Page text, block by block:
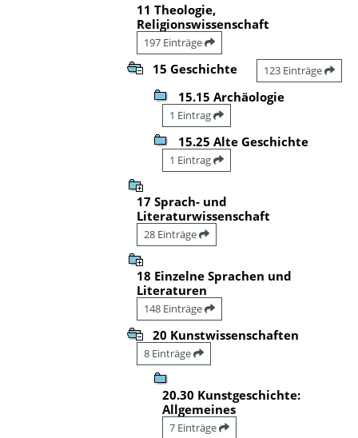
11 Theologie,
Religionswissenschaft
197 Einträge
15 Geschichte 123 Einträge
15.15 Archäologie
1 Eintrag
15.25 Alte Geschichte
1 Eintrag
17 Sprach- und
Literaturwissenschaft
28 Einträge
18 Einzelne Sprachen und
Literaturen
148 Einträge
20 Kunstwissenschaften
8 Einträge
20.30 Kunstgeschichte:
Allgemeines
7 Einträge